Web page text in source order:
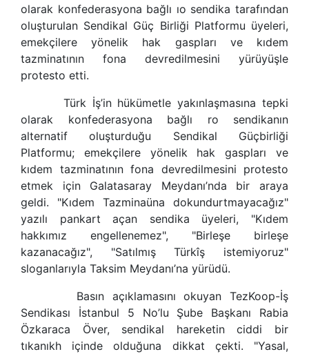
olarak konfederasyona bağlı ıo sendika tarafından
oluşturulan Sendikal Güç Birliği Platformu üyeleri,
emekçilere yönelik hak gaspları ve kıdem
tazminatının fona devredilmesini yürüyüşle
protesto etti.
Türk İş’inhükümetle yakınlaşmasına tepki
olarak konfederasyona bağlı ro sendikanın
alternatif oluşturduğu Sendikal Güçbirliği
Platformu; emekçilereyönelik hak gaspları ve
kıdem tazminatının fona devredilmesini protesto
etmek için Galatasaray Meydanı’nda bir araya
geldi. "Kıdem Tazminaüna dokundurtmayacağız"
yazılı pankart açan sendika üyeleri, "Kıdem
hakkımız engellenemez", "Birleşe birleşe
kazanacağız", "Satılmış Türkîş istemiyoruz"
sloganlarıyla Taksim Meydanı’na yürüdü.
Basın açıklamasını okuyan TezKoop-İş
Sendikası İstanbul 5 No’lu Şube Başkanı Rabia
Özkaraca Över, sendikal hareketin ciddi bir
tıkanıkh içinde olduğuna dikkat çekti. "Yasal,